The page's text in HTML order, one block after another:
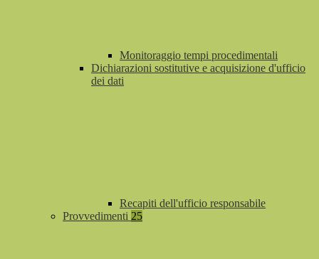
Monitoraggio tempi procedimentali
Dichiarazioni sostitutive e acquisizione d'ufficio
dei dati
Recapiti dell'ufficio responsabile
Provvedimenti 25